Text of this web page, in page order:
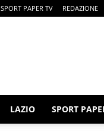
SPORT PAPER TV REDAZIONE
LAZIO SPORT